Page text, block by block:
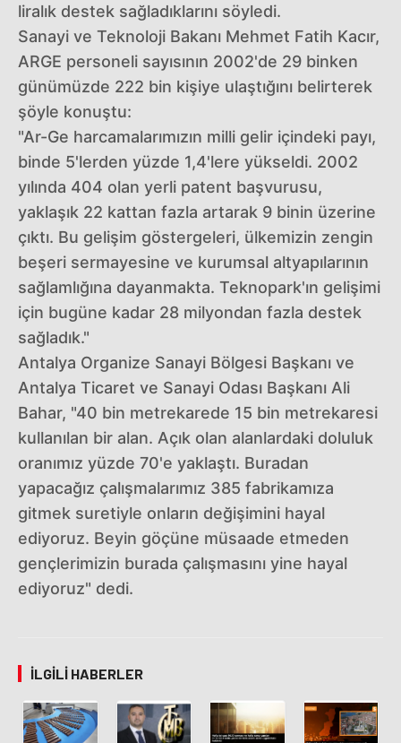
liralık destek sağladıklarını söyledi.
Sanayi ve Teknoloji Bakanı Mehmet Fatih Kacır,
ARGE personeli sayısının 2002'de 29 binken
günümüzde 222 bin kişiye ulaştığını belirterek
şöyle konuştu:
"Ar-Ge harcamalarımızın milli gelir içindeki payı,
binde 5'lerden yüzde 1,4'lere yükseldi. 2002
yılında 404 olan yerli patent başvurusu,
yaklaşık 22 kattan fazla artarak 9 binin üzerine
çıktı. Bu gelişim göstergeleri, ülkemizin zengin
beşeri sermayesine ve kurumsal altyapılarının
sağlamlığına dayanmakta. Teknopark'ın gelişimi
için bugüne kadar 28 milyondan fazla destek
sağladık."
Antalya Organize Sanayi Bölgesi Başkanı ve
Antalya Ticaret ve Sanayi Odası Başkanı Ali
Bahar, "40 bin metrekarede 15 bin metrekaresi
kullanılan bir alan. Açık olan alanlardaki doluluk
oranımız yüzde 70'e yaklaştı. Buradan
yapacağız çalışmalarımız 385 fabrikamıza
gitmek suretiyle onların değişimini hayal
ediyoruz. Beyin göçüne müsaade etmeden
gençlerimizin burada çalışmasını yine hayal
ediyoruz" dedi.
İLGILI HABERLER